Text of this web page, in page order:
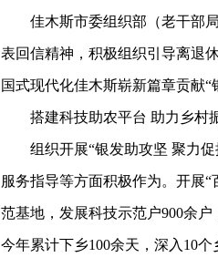
佳木斯市委组织部（老干部
表回信精神，积极组织引导离退
国式现代化佳木斯崭新篇章贡献“
搭建科技助农平台 助力乡村
组织开展“银发助攻坚 聚力
服务指导等方面积极作为。开展
范基地，发展科技示范户900余
今年累计下乡100余天，深入10